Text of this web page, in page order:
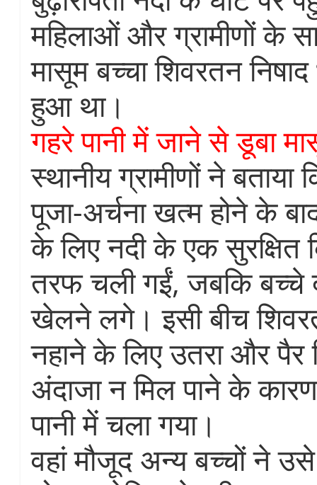
महिलाओं और ग्रामीणों के
मासूम बच्चा शिवरतन निषाद
हुआ था।
गहरे पानी में जाने से डूबा
स्थानीय ग्रामीणों ने बताया
पूजा-अर्चना खत्म होने के
के लिए नदी के एक सुरक्षित
तरफ चली गईं, जबकि बच्चे
खेलने लगे। इसी बीच
नहाने के लिए उतरा और
अंदाजा न मिल पाने के
पानी में चला गया।
वहां मौजूद अन्य बच्चों ने